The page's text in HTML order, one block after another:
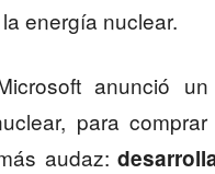
energía nuclear.
anunció
para
audaz: